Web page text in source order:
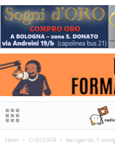
Home CURIOSITÀ Asciugatrice, 5